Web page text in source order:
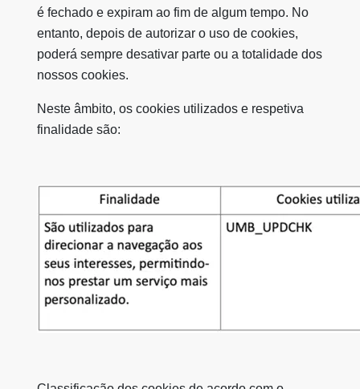
é fechado e expiram ao fim de algum tempo. No
entanto, depois de autorizar o uso de cookies,
poderá sempre desativar parte ou a totalidade dos
nossos cookies.
Neste âmbito, os cookies utilizados e respetiva
finalidade são: